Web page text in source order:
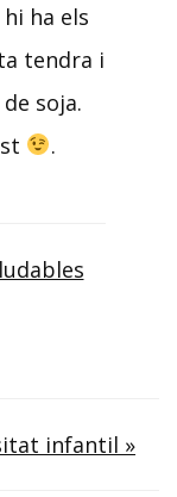
ha els
tendra i
soja.
.
infantil »